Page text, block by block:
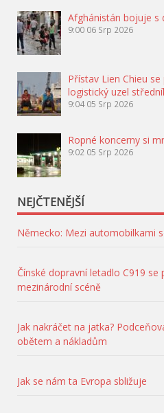
Afghánistán bojuje s
9:00 06 Srp 2026
Přístav Lien Chieu
logistický uzel
9:04 05 Srp 2026
Ropné koncerny si
9:02 05 Srp 2026
NEJČTENĚJŠÍ
Německo: Mezi automobilkami
Čínské dopravní letadlo C919 se
mezinárodní scéně
Jak nakráčet na jatka?
obětem a nákladům
Jak se nám ta Evropa sbližuje